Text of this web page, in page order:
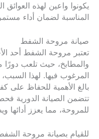
يكونوا واعين لهذه العوائق
المناسبة لضمان أداء
صيانة مروحة الشفط
تعتبر مروحة الشفط أحد
والمطابخ، حيث تلعب دورًا
المرغوب فيها. لهذا
بالغ الأهمية للحفاظ على
تتضمن الصيانة الدورية
للمروحة، مما يعزز أدائها
للقيام بصيانة مروحة